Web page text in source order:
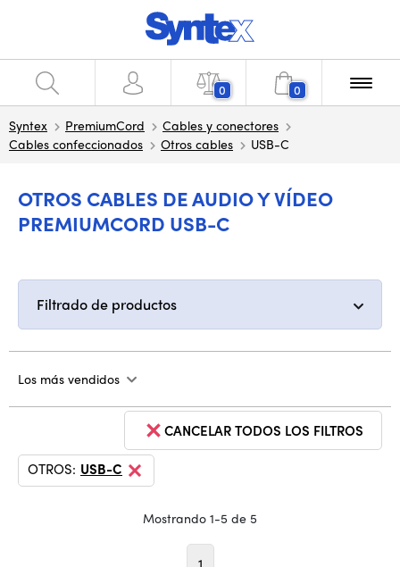
0 0
Syntex PremiumCord
Cables y conectores
Cables confeccionados
Otros cables USB-C
OTROS CABLES DE AUDIO Y VÍDEO
PREMIUMCORD USB-C
Filtrado de productos
Los más vendidos
CANCELAR TODOS LOS FILTROS
OTROS: USB-C
Mostrando 1-5 de 5